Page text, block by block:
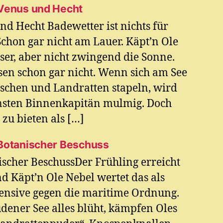
und Hecht
Hecht Badewetter ist nichts für
gar nicht am Lauer. Käpt’n Ole
aber nicht zwingend die Sonne.
schon gar nicht. Wenn sich am See
und Landratten stapeln, wird
Binnenkapitän mulmig. Doch
bieten als […]
Beschuss
BeschussDer Frühling erreicht
Käpt’n Ole Nebel wertet das als
gegen die maritime Ordnung.
See alles blüht, kämpfen Oles